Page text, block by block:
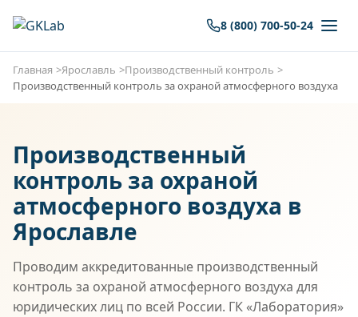
8 (800) 700-50-24
Главная Ярославль
Производственный контроль
Производственный контроль за охраной атмосферного воздуха
Производственный
контроль за охраной
атмосферного воздуха в
Ярославле
Проводим аккредитованные производственный
контроль за охраной атмосферного воздуха для
юридических лиц по всей России. ГК «Лаборатория»